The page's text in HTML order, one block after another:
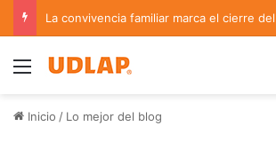
Menu
Inicio / Lo mejor del blog